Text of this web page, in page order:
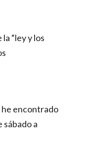
“ley y los
he encontrado
sábado a